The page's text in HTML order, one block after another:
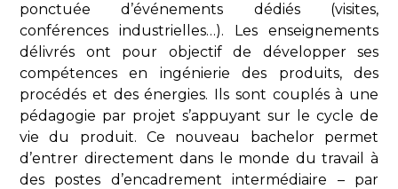
ponctuée d’événements dédiés (visites,
conférences industrielles…). Les enseignements
délivrés ont pour objectif de développer ses
compétences en ingénierie des produits, des
procédés et des énergies. Ils sont couplés à une
pédagogie par projet s’appuyant sur le cycle de
vie du produit. Ce nouveau bachelor permet
d’entrer directement dans le monde du travail à
des postes d’encadrement intermédiaire – par